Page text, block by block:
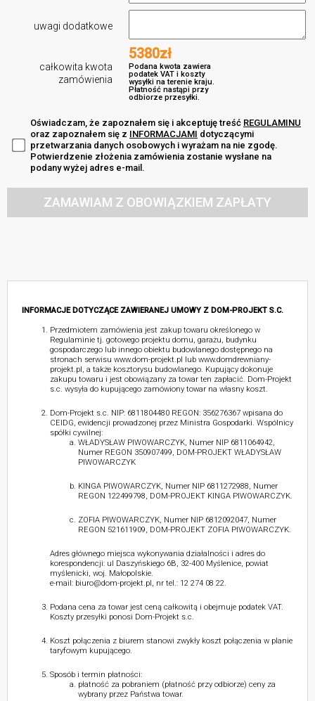
uwagi dodatkowe
całkowita kwota
zamówienia
5380zł
Podana kwota zawiera
podatek VAT i koszty
wysyłki na terenie kraju.
Płatność nastąpi przy
odbiorze przesyłki.
Oświadczam, że zapoznałem się i akceptuję treść REGULAMINU
oraz zapoznałem się z INFORMACJAMI dotyczącymi
przetwarzania danych osobowych i wyrażam na nie zgodę.
Potwierdzenie złożenia zamówienia zostanie wysłane na
podany wyżej adres e-mail.
ZAMAWIAM Z OBOWIĄZKIEM ZAPŁATY
INFORMACJE DOTYCZĄCE ZAWIERANEJ UMOWY Z DOM-PROJEKT S.C.
Przedmiotem zamówienia jest zakup towaru określonego w
Regulaminie tj. gotowego projektu domu, garażu, budynku
gospodarczego lub innego obiektu budowlanego dostępnego na
stronach serwisu www.dom-projekt.pl lub www.domdrewniany-
projekt.pl, a także kosztorysu budowlanego. Kupujący dokonuje
zakupu towaru i jest obowiązany za towar ten zapłacić. Dom-Projekt
s.c. wysyła do kupującego zamówiony towar na własny koszt.
Dom-Projekt s.c. NIP: 6811804480 REGON: 356276367 wpisana do
CEIDG, ewidencji prowadzonej przez Ministra Gospodarki. Wspólnicy
spółki cywilnej:
WŁADYSŁAW PIWOWARCZYK, Numer NIP 6811064942,
Numer REGON 350907499, DOM-PROJEKT WŁADYSŁAW
PIWOWARCZYK
KINGA PIWOWARCZYK, Numer NIP 6811272988, Numer
REGON 122499798, DOM-PROJEKT KINGA PIWOWARCZYK.
ZOFIA PIWOWARCZYK, Numer NIP 6812092047, Numer
REGON 521611909, DOM-PROJEKT ZOFIA PIWOWARCZYK.
Adres głównego miejsca wykonywania działalności i adres do
korespondencji: ul Daszyńskiego 6B, 32-400 Myślenice, powiat
myślenicki, woj. Małopolskie.
e-mail: biuro@dom-projekt.pl, nr tel.: 12 274 08 22.
Podana cena za towar jest ceną całkowitą i obejmuje podatek VAT.
Koszty przesyłki ponosi Dom-Projekt s.c.
Koszt połączenia z biurem stanowi zwykły koszt połączenia w planie
taryfowym kupującego.
Sposób i termin płatności:
płatność za pobraniem (płatność przy odbiorze) ceny za
wybrany przez Państwa towar.